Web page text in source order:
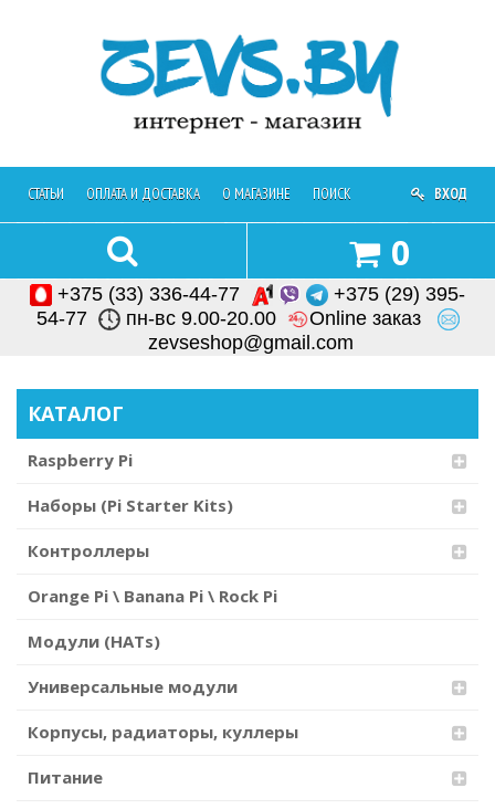
СТАТЬИ ОПЛАТА И ДОСТАВКА О МАГАЗИНЕ ПОИСК ОБРАТНАЯ СВЯЗЬ
ВХОД
0
+375 (33) 336-44-77
+375 (29) 395-
54-77
пн-вс 9.00-20.00
Online заказ
zevseshop@gmail.com
КАТАЛОГ
Raspberry Pi
Наборы (Pi Starter Kits)
Контроллеры
Orange Pi \ Banana Pi \ Rock Pi
Модули (HATs)
Универсальные модули
Корпусы, радиаторы, куллеры
Питание